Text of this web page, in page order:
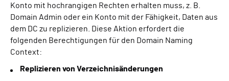
Konto mit hochrangigen Rechten erhalten muss, z. B.
Domain Admin oder ein Konto mit der Fähigkeit, Daten aus
dem DC zu replizieren. Diese Aktion erfordert die
folgenden Berechtigungen für den Domain Naming
Context:
Replizieren von Verzeichnisänderungen